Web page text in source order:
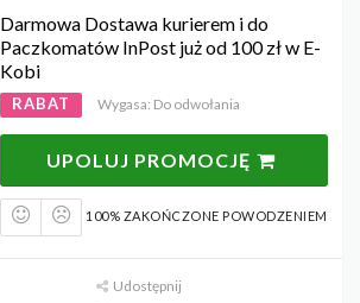
Darmowa Dostawa kurierem i do
Paczkomatów InPost już od 100 zł w E-
Kobi
RABAT Wygasa: Do odwołania
UPOLUJ PROMOCJĘ
100% ZAKOŃCZONE POWODZENIEM
Udostępnij